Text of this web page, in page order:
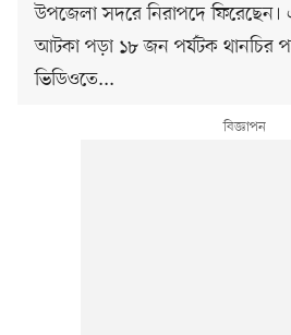
উপজেলা সদরে নিরাপদে
আটকা পড়া ১৮ জন পর্যটক থানচির
ভিডিওতে...